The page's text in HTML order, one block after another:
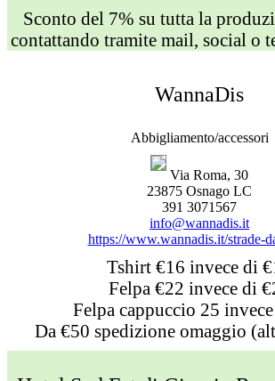
Sconto del 7% su tutta la
contattando tramite mail, social o
WannaDis
Abbigliamento/accessori
Via Roma, 30
23875 Osnago LC
391 3071567
info@wannadis.it
https://www.wannadis.it/strade-
Tshirt €16 invece di
Felpa €22 invece di
Felpa cappuccio 25
Da €50 spedizione omaggio